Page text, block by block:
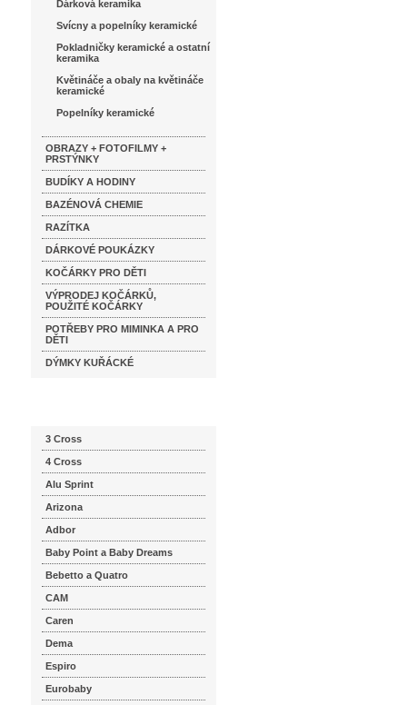
Dárková keramika
Svícny a popelníky keramické
Pokladničky keramické a ostatní
keramika
Květináče a obaly na květináče
keramické
Popelníky keramické
OBRAZY + FOTOFILMY +
PRSTÝNKY
BUDÍKY A HODINY
BAZÉNOVÁ CHEMIE
RAZÍTKA
DÁRKOVÉ POUKÁZKY
KOČÁRKY PRO DĚTI
VÝPRODEJ KOČÁRKŮ,
POUŽITÉ KOČÁRKY
POTŘEBY PRO MIMINKA A PRO
DĚTI
DÝMKY KUŘÁCKÉ
3 Cross
4 Cross
Alu Sprint
Arizona
Adbor
Baby Point a Baby Dreams
Bebetto a Quatro
CAM
Caren
Dema
Espiro
Eurobaby